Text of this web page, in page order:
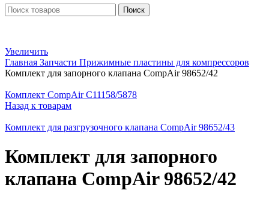
Поиск
Увеличить
Главная Запчасти Прижимные пластины для компрессоров
Комплект для запорного клапана CompAir 98652/42
Комплект CompAir C11158/5878
Назад к товарам
Комплект для разгрузочного клапана CompAir 98652/43
Комплект для запорного
клапана CompAir 98652/42